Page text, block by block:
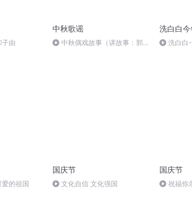
子由
中秋歌谣
中秋偶戏故事（讲故事：郭
洗白白
洗白白
的祖国
国庆节
文化自信 文化强国
国庆节
祝福你